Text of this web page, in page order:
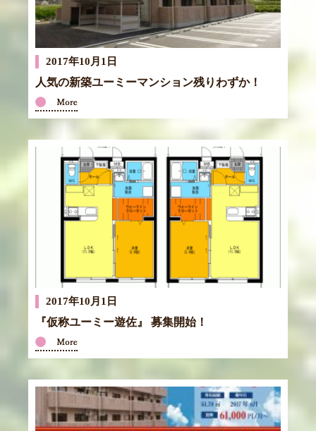
2017年10月1日
人気の新築ユーミーマンション残りわずか！
2017年10月1日
『仮称ユーミー遊佐』 募集開始！